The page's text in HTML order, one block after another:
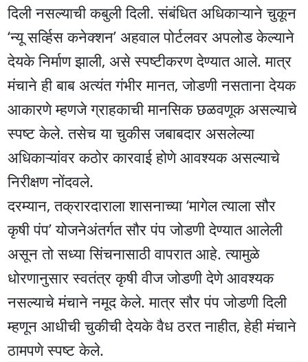
दिली नसल्याची कबुली दिली. संबंधित अधिकाऱ्याने चुकून
‘न्यू सर्व्हिस कनेक्शन’ अहवाल पोर्टलवर अपलोड केल्याने
देयके निर्माण झाली, असे स्पष्टीकरण देण्यात आले. मात्र
मंचाने ही बाब अत्यंत गंभीर मानत, जोडणी नसताना देयक
आकारणे म्हणजे ग्राहकाची मानसिक छळवणूक असल्याचे
स्पष्ट केले. तसेच या चुकीस जबाबदार असलेल्या
अधिकाऱ्यांवर कठोर कारवाई होणे आवश्यक असल्याचे
निरीक्षण नोंदवले.
दरम्यान, तक्रारदाराला शासनाच्या ‘मागेल त्याला सौर
कृषी पंप’ योजनेअंतर्गत सौर पंप जोडणी देण्यात आलेली
असून तो सध्या सिंचनासाठी वापरात आहे. त्यामुळे
धोरणानुसार स्वतंत्र कृषी वीज जोडणी देणे आवश्यक
नसल्याचे मंचाने नमूद केले. मात्र सौर पंप जोडणी दिली
म्हणून आधीची चुकीची देयके वैध ठरत नाहीत, हेही मंचाने
ठामपणे स्पष्ट केले.